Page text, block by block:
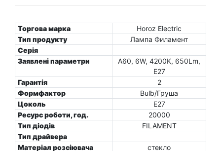
Торгова марка
Horoz Electric
Тип продукту
Лампа Филамент
Серія
Заявлені параметри
A60, 6W, 4200K, 650Lm,
E27
Гарантія
2
Формфактор
Bulb/Груша
Цоколь
E27
Ресурс роботи, год.
20000
Тип діодів
FILAMENT
Тип драйвера
Матеріал розсіювача
стекло